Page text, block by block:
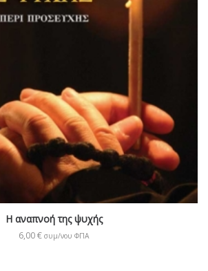
Η αναπνοή της ψυχής
6,00€ συμ/νου ΦΠΑ